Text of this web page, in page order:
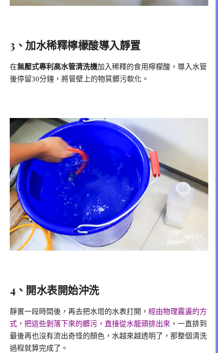
3、加水稀釋檸檬酸導入靜置
在無壓式專利高水管清洗機加入稀釋的食用檸檬酸，導入水管
後停留30分鐘，將管壁上的物質髒污軟化。
4、開水表開始沖洗
靜置一段時間後，再去把水塔的水表打開， 經由物理震盪的方
式，把這些剝落下來的髒污，直接從水龍頭排出來 ，一直排到
最後再也沒有流出奇怪的顏色，水越來越透明了，那整個清洗
過程就算完成了。